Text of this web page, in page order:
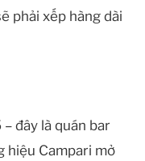
phải xếp hàng dài
đây là quán bar
hiệu Campari mở